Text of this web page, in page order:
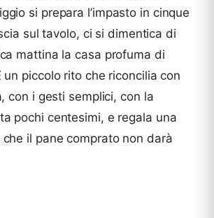
si prepara l’impasto in cinque
sul tavolo, ci si dimentica di
mattina la casa profuma di
un piccolo rito che riconcilia con
con i gesti semplici, con la
pochi centesimi, e regala una
il pane comprato non darà